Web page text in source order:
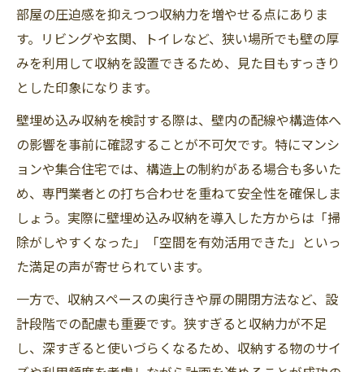
部屋の圧迫感を抑えつつ収納力を増やせる点にありま
す。リビングや玄関、トイレなど、狭い場所でも壁の厚
みを利用して収納を設置できるため、見た目もすっきり
とした印象になります。
壁埋め込み収納を検討する際は、壁内の配線や構造体へ
の影響を事前に確認することが不可欠です。特にマンシ
ョンや集合住宅では、構造上の制約がある場合も多いた
め、専門業者との打ち合わせを重ねて安全性を確保しま
しょう。実際に壁埋め込み収納を導入した方からは「掃
除がしやすくなった」「空間を有効活用できた」といっ
た満足の声が寄せられています。
一方で、収納スペースの奥行きや扉の開閉方法など、設
計段階での配慮も重要です。狭すぎると収納力が不足
し、深すぎると使いづらくなるため、収納する物のサイ